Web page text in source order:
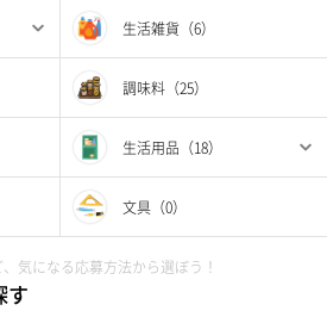
生活雑貨（6）
調味料（25）
生活用品（18）
文具（0）
気になる応募方法から選ぼう！
す